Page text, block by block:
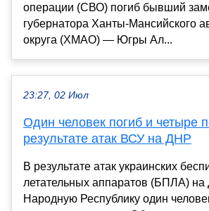
операции (СВО) погиб бывший
губернатора Ханты-Мансийского
округа (ХМАО) — Югры Ал...
23:27, 02 Июл
Один человек погиб и четыре
результате атак ВСУ на ДНР
В результате атак украинских
летательных аппаратов (БПЛА) на
Народную Республику один